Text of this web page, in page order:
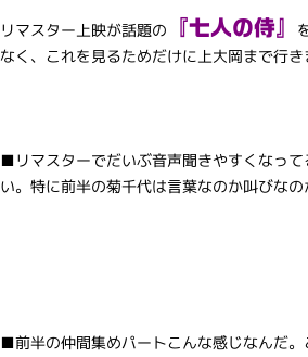
リマスター上映が話題の 『七人の侍』
なく、これを見るためだけに上大岡まで行
■リマスターでだいぶ音声聞きやすくなっ
い。特に前半の菊千代は言葉なのか叫びなの
■前半の仲間集めパートこんな感じなんだ